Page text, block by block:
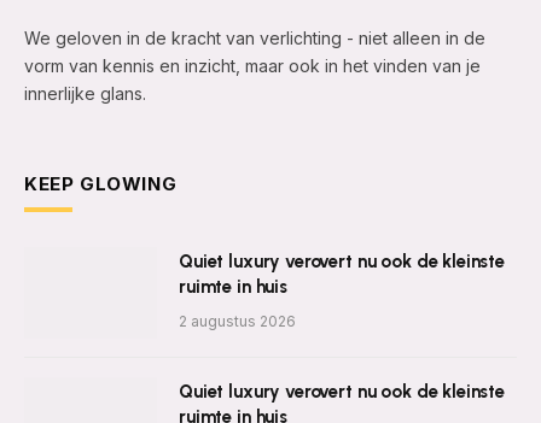
We geloven in de kracht van verlichting - niet alleen in de
vorm van kennis en inzicht, maar ook in het vinden van je
innerlijke glans.
KEEP GLOWING
Quiet luxury verovert nu ook de kleinste
ruimte in huis
2 augustus 2026
Quiet luxury verovert nu ook de kleinste
ruimte in huis